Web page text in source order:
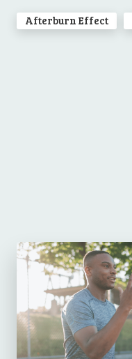
Afterburn Effect